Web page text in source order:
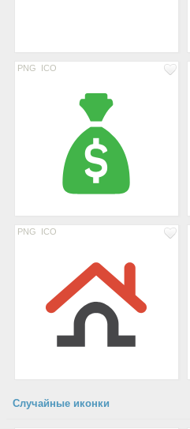
PNG ICO
PNG ICO
Случайные иконки